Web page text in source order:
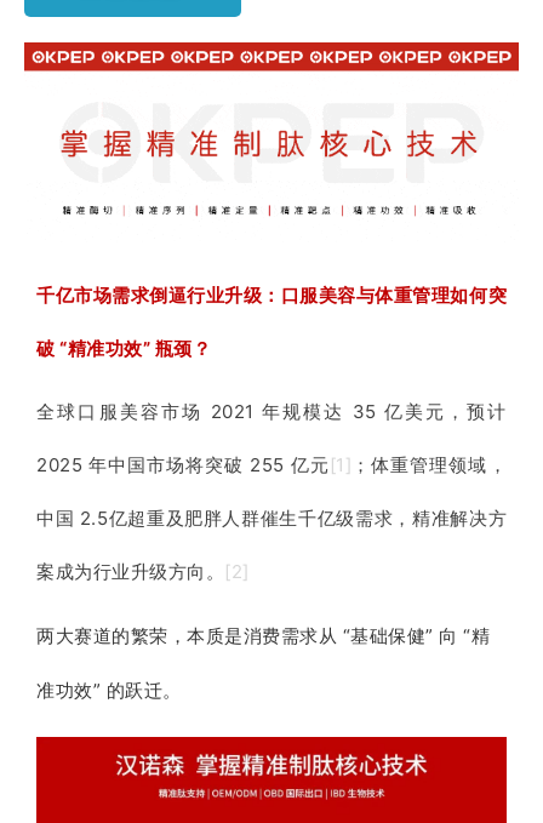
千亿市场需求倒逼行业升级：口服美容与体重管理如何突
破 “精准功效” 瓶颈？
全球口服美容市场 2021 年规模达 35 亿美元，预计
2025 年中国市场将突破 255 亿元[1] ；体重管理领域，
中国 2.5亿超重及肥胖人群催生千亿级需求，精准解决方
案成为行业升级方向。 [2]
两大赛道的繁荣，本质是消费需求从 “基础保健” 向 “精
准功效” 的跃迁。